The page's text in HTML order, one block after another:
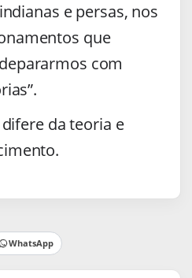
e persas, nos
que
com
da teoria e
WhatsApp